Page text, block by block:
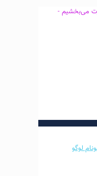
می‌بخشیم -